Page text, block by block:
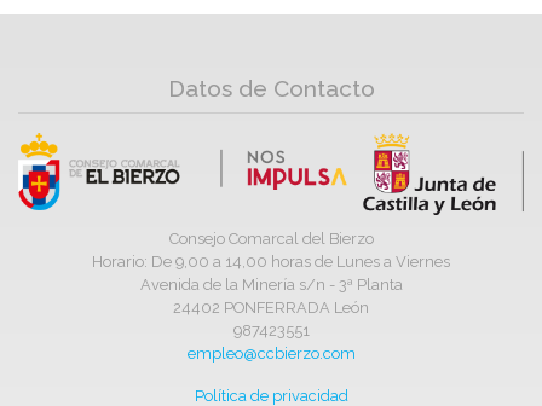
Datos de Contacto
Consejo Comarcal del Bierzo
Horario: De 9,00 a 14,00 horas de Lunes a Viernes
Avenida de la Minería s/n - 3ª Planta
24402 PONFERRADA León
987423551
empleo@ccbierzo.com
Política de privacidad